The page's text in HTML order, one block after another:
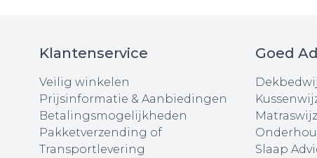
Klantenservice
Veilig winkelen
Prijsinformatie & Aanbiedingen
Betalingsmogelijkheden
Pakketverzending of
Transportlevering
Goed
Slaap